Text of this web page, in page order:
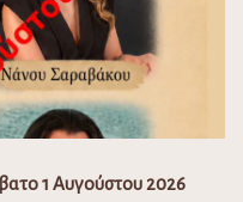
1 Αυγούστου 2026